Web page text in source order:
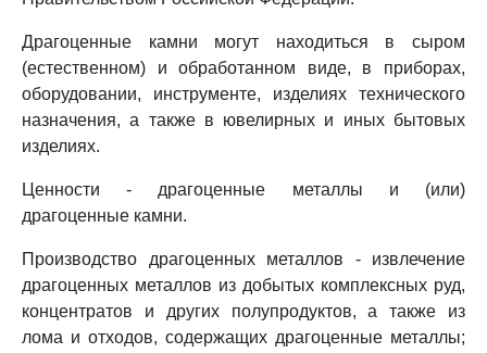
Драгоценные камни могут находиться в сыром
(естественном) и обработанном виде, в приборах,
оборудовании, инструменте, изделиях технического
назначения, а также в ювелирных и иных бытовых
изделиях.
Ценности - драгоценные металлы и (или)
драгоценные камни.
Производство драгоценных металлов - извлечение
драгоценных металлов из добытых комплексных руд,
концентратов и других полупродуктов, а также из
лома и отходов, содержащих драгоценные металлы;